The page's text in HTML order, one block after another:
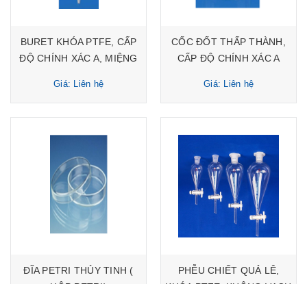
BURET KHÓA PTFE, CẤP
ĐỘ CHÍNH XÁC A, MIỆNG
Giá: Liên hệ
CỐC ĐỐT THẤP THÀNH,
CẤP ĐỘ CHÍNH XÁC A
Giá: Liên hệ
ĐĨA PETRI THỦY TINH (
PHỄU CHIẾT QUẢ LÊ,